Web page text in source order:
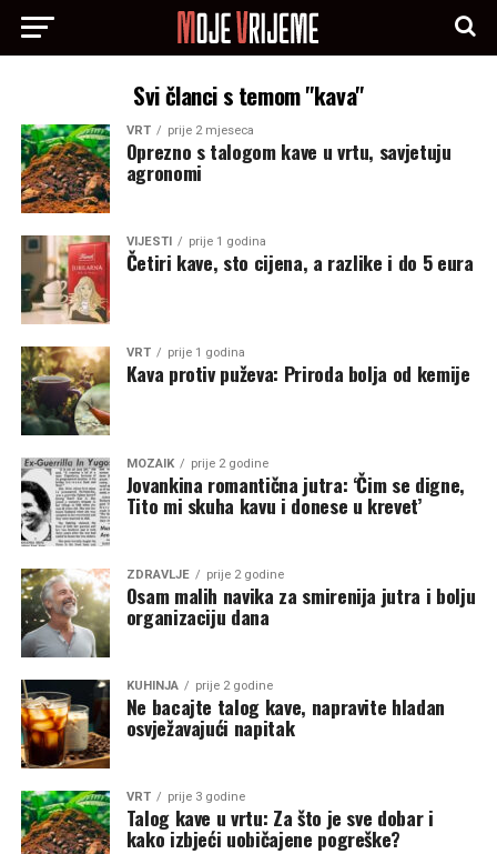
Svi članci s temom "kava"
VRT prije 2 mjeseca
Oprezno s talogom kave u vrtu, savjetuju
agronomi
VIJESTI prije 1 godina
Četiri kave, sto cijena, a razlike i do 5 eura
VRT prije 1 godina
Kava protiv puževa: Priroda bolja od kemije
MOZAIK prije 2 godine
Jovankina romantična jutra: ‘Čim se digne,
Tito mi skuha kavu i donese u krevet’
ZDRAVLJE prije 2 godine
Osam malih navika za smirenija jutra i bolju
organizaciju dana
KUHINJA prije 2 godine
Ne bacajte talog kave, napravite hladan
osvježavajući napitak
VRT prije 3 godine
Talog kave u vrtu: Za što je sve dobar i
kako izbjeći uobičajene pogreške?